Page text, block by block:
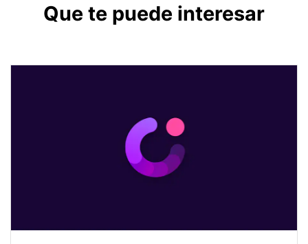
Que te puede interesar